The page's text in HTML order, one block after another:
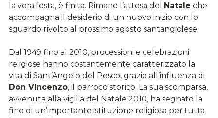
la vera festa, è finita. Rimane l’attesa del Natale che
accompagna il desiderio di un nuovo inizio con lo
sguardo rivolto al prossimo agosto santangiolese.
Dal 1949 fino al 2010, processioni e celebrazioni
religiose hanno costantemente caratterizzato la
vita di Sant’Angelo del Pesco, grazie all’influenza di
Don Vincenzo, il parroco storico. La sua scomparsa,
avvenuta alla vigilia del Natale 2010, ha segnato la
fine di un’importante istituzione religiosa per tutta